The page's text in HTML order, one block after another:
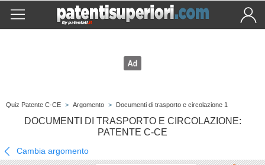
Quiz Patente C-CE > Argomento > Documenti di trasporto e circolazione 1
DOCUMENTI DI TRASPORTO E CIRCOLAZIONE:
PATENTE C-CE
Cambia argomento